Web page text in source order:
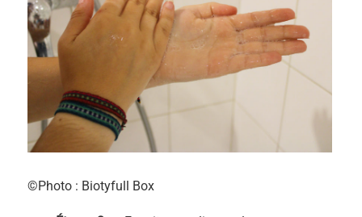
©Photo : Biotyfull Box